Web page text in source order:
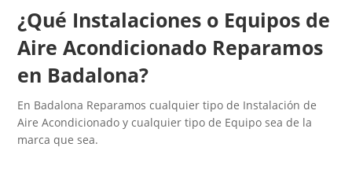
¿Qué Instalaciones o Equipos de
Aire Acondicionado Reparamos
en Badalona?
En Badalona Reparamos cualquier tipo de Instalación de
Aire Acondicionado y cualquier tipo de Equipo sea de la
marca que sea.